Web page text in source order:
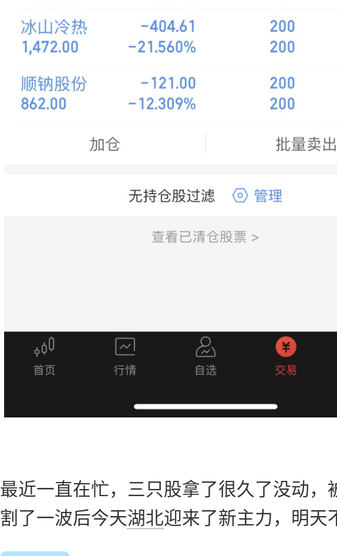
最近一直在忙，三只股拿了很久了没动，
割了一波后今天湖北迎来了新主力，明天